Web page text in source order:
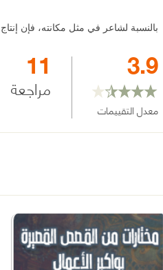
بالنسبة لشاعر في مثل مكانته، فإن
3.9
معدل التقييمات
11
مراجعة